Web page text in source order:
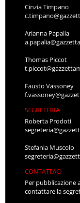
Cinzia Timpano
Arianna Papalia
Thomas Piccot
Fausto Vassoney
SEGRETERIA
Roberta Prodoti
Stefania Muscolo
CONTATTACI
Per pubblicazione
contattare la